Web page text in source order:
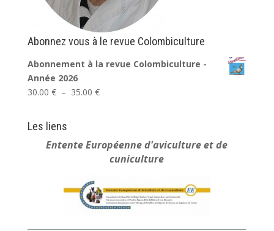
Abonnez vous à le revue Colombiculture
Abonnement à la revue Colombiculture -
Année 2026
30.00 € – 35.00 €Plage
à
35.00 €
Les liens
Entente Européenned'aviculture et de
cuniculture